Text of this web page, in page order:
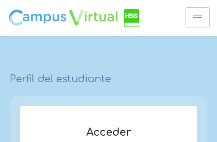
Perfil del estudiante
Acceder